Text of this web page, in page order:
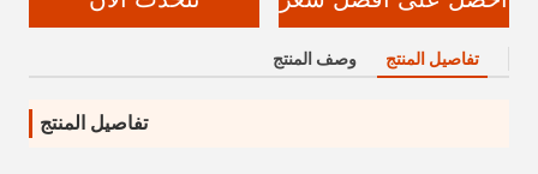
تفاصيل المنتج وصف المنتج
تفاصيل المنتج